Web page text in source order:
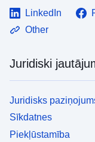
LinkedIn
Other
Juridiski
Juridisks
Sīkdatnes
Piekļūstamība